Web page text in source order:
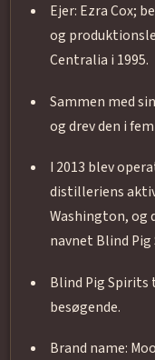
Ejer: Ezra Cox;
og
Centralia i 1995.
Sammen med
og drev den i
I 2013 blev
distilleriens
Washington, og
navnet Blind Pig
Blind Pig
besøgende.
Brand name: